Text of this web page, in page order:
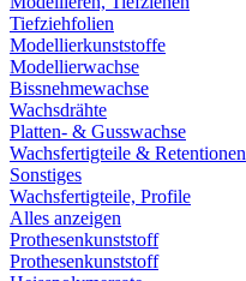
Tiefziehfolien
Modellierkunststoffe
Modellierwachse
Bissnehmewachse
Wachsdrähte
Platten- & Gusswachse
Wachsfertigteile & Retentionen
Sonstiges
Wachsfertigteile, Profile
Alles anzeigen
Prothesenkunststoff
Prothesenkunststoff